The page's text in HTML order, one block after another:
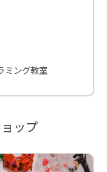
ミング教室
ップ